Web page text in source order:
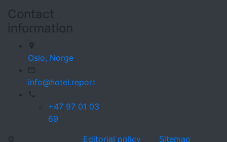
Contact
information
Oslo, Norge
info@hotel.report
+47 97 01 03
69
©
Editorial policy Sitemap